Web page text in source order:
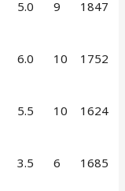
5.0 9 1847
6.0 10 1752
5.5 10 1624
3.5 6 1685